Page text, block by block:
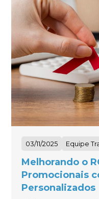
03/11/2025 Equipe
Melhorando o
Promocionais
Personalizados